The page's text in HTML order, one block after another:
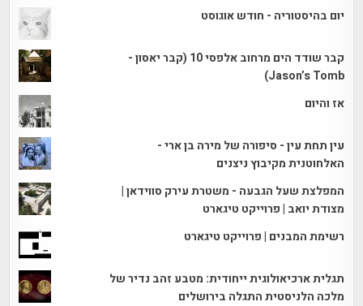
יום בהיסטוריה - חודש אוגוסט
קבר שודד הים מרחוב אלפסי 10 (קבר יאסון -
Jason’s Tomb)
אז והיום
עין תחת עין - סיפורה של מירה בן ארי -
האלחוטנית מקיבוץ ניצנים
המפלצת שעל הגבעה - משטרת עירק סווידאן |
מצודת יואב | פרוייקט טיגארט
רשימת המבנים | פרוייקט טיגארט
תגלית ארכיאולוגית ייחודית: מטבע זהב נדיר של
מלכה הלניסטית התגלה בירושלים